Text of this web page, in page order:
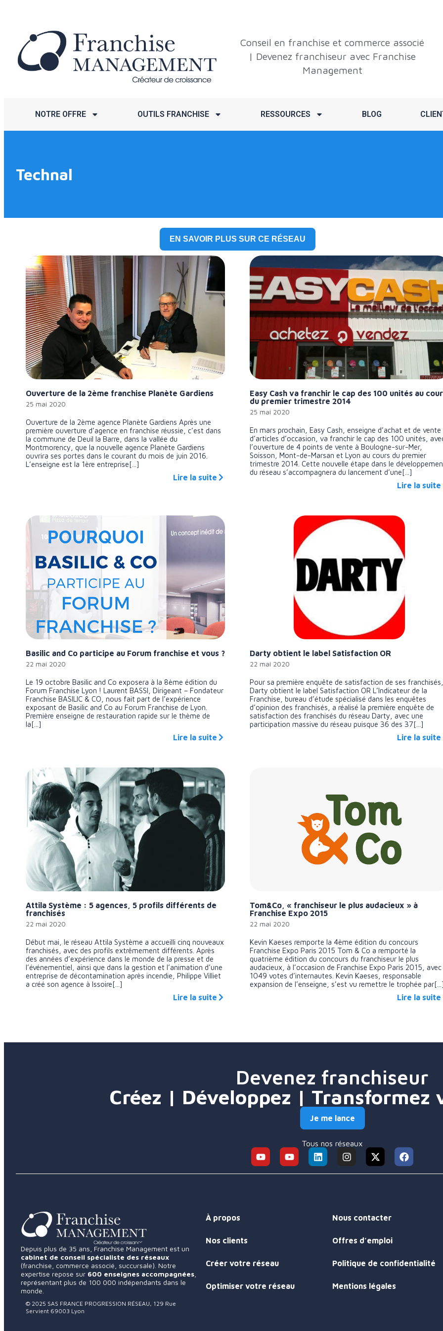
Conseil en franchise et commerce associé
| Devenez franchiseur avec Franchise
Management
NOTRE OFFRE OUTILS FRANCHISE RESSOURCES BLOG
Technal
EN SAVOIR PLUS SUR CE RÉSEAU
Ouverture de la 2ème franchise Planète Gardiens
25 mai 2020
Ouverture de la 2ème agence Planète Gardiens Après une
première ouverture d’agence en franchise réussie, c’est dans
la commune de Deuil la Barre, dans la vallée du
Montmorency, que la nouvelle agence Planète Gardiens
ouvrira ses portes dans le courant du mois de juin 2016.
L’enseigne est la 1ère entreprise[...]
Lire la suite
Easy Cash va franchir le cap des 100 unités au
du premier trimestre 2014
25 mai 2020
En mars prochain, Easy Cash, enseigne d’achat et de vente
d’articles d’occasion, va franchir le cap des 100 unités,
l’ouverture de 4 points de vente à Boulogne-sur-Mer,
Soisson, Mont-de-Marsan et Lyon au cours du premier
trimestre 2014. Cette nouvelle étape dans le
du réseau s’accompagnera du lancement d’une[...]
Lire la suite
Basilic and Co participe au Forum franchise et vous ?
22 mai 2020
Le 19 octobre Basilic and Co exposera à la 8ème édition du
Forum Franchise Lyon ! Laurent BASSI, Dirigeant – Fondateur
Franchise BASILIC & CO, nous fait part de l’expérience
exposant de Basilic and Co au Forum Franchise de Lyon.
Première enseigne de restauration rapide sur le thème de
la[...]
Lire la suite
Darty obtient le label Satisfaction OR
22 mai 2020
Pour sa première enquête de satisfaction de ses franchisés,
Darty obtient le label Satisfaction OR L’Indicateur de la
Franchise, bureau d’étude spécialisé dans les enquêtes
d’opinion des franchisés, a réalisé la première enquête de
satisfaction des franchisés du réseau Darty, avec une
participation massive du réseau puisque 36 des 37[...]
Lire la suite
Attila Système : 5 agences, 5 profils différents de
franchisés
22 mai 2020
Début mai, le réseau Attila Système a accueilli cinq nouveaux
franchisés, avec des profils extrêmement différents. Après
des années d’expérience dans le monde de la presse et de
l’événementiel, ainsi que dans la gestion et l’animation d’une
entreprise de décontamination après incendie, Philippe Villiet
a créé son agence à Issoire[...]
Lire la suite
Tom&Co, « franchiseur le plus audacieux » à
Franchise Expo 2015
22 mai 2020
Kevin Kaeses remporte la 4ème édition du concours
Franchise Expo Paris 2015 Tom & Co a remporté la
quatrième édition du concours du franchiseur le plus
audacieux, à l’occasion de Franchise Expo Paris 2015, avec
1049 votes d’internautes. Kevin Kaeses, responsable
expansion de l’enseigne, s’est vu remettre le trophée
Lire la suite
Devenez franchiseur
Créez | Développez | Transformez
Je me lance
Tous nos réseaux
Depuis plus de 35 ans, Franchise Management est un
cabinet de conseil spécialiste des réseaux
(franchise, commerce associé, succursale). Notre
expertise repose sur 600 enseignes accompagnées,
représentant plus de 100 000 indépendants dans le
monde.
© 2025 SAS FRANCE PROGRESSION RÉSEAU, 129 Rue
Servient 69003 Lyon
À propos
Nos clients
Créer votre réseau
Optimiser votre réseau
Nous contacter
Offres d’emploi
Politique de confidentialité
Mentions légales